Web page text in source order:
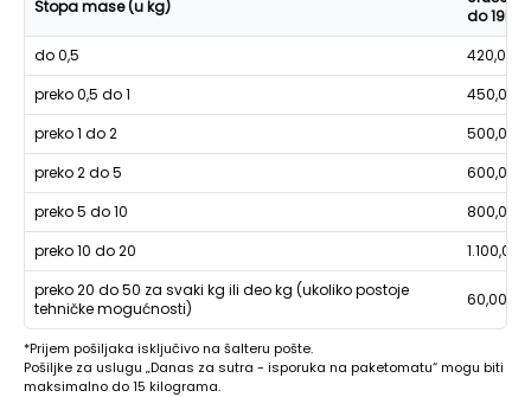
Stopa mase (u kg)
do 19h
do 0,5
420,00
preko 0,5 do 1
450,00
preko 1 do 2
500,00
preko 2 do 5
600,00
preko 5 do 10
800,00
preko 10 do 20
1.100,00
preko 20 do 50 za svaki kg ili deo kg (ukoliko postoje
tehničke mogućnosti)
60,00
*Prijem pošiljaka isključivo na šalteru pošte.
Pošiljke za uslugu „Danas za sutra - isporuka na paketomatu“ mogu biti
maksimalno do 15 kilograma.